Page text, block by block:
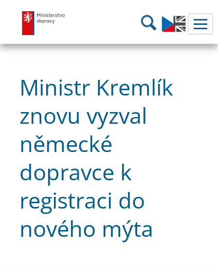
Ministerstvo dopravy Hledání
Ministr Kremlík
znovu vyzval
německé
dopravce k
registraci do
nového mýta